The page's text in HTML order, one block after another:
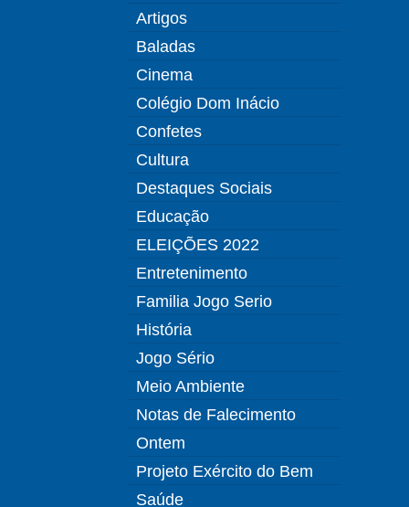
Artigos
Baladas
Cinema
Colégio Dom Inácio
Confetes
Cultura
Destaques Sociais
Educação
ELEIÇÕES 2022
Entretenimento
Familia Jogo Serio
História
Jogo Sério
Meio Ambiente
Notas de Falecimento
Ontem
Projeto Exército do Bem
Saúde